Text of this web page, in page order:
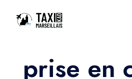
Accueil
prise en